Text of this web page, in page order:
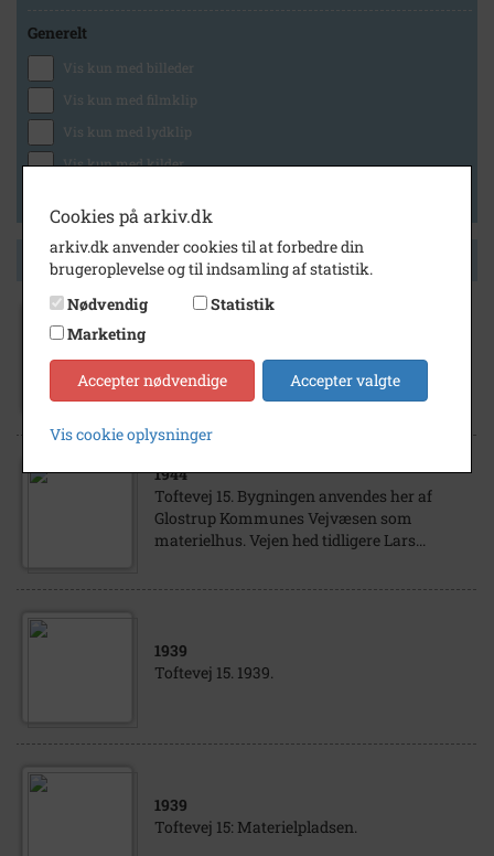
Generelt
Vis kun med billeder
Vis kun med filmklip
Vis kun med lydklip
Vis kun med kilder
Side 1 af 1
Vejarbejdere ved Materielbygningen
Toftevej 15. Ca 1947.
1944
Toftevej 15. Bygningen anvendes her af
Glostrup Kommunes Vejvæsen som
materielhus. Vejen hed tidligere Lars...
1939
Toftevej 15. 1939.
1939
Toftevej 15: Materielpladsen.
Cookies på arkiv.dk
arkiv.dk anvender cookies til at forbedre din
brugeroplevelse og til indsamling af statistik.
Nødvendig
Statistik
Marketing
Accepter nødvendige Accepter valgte
Vis cookie oplysninger